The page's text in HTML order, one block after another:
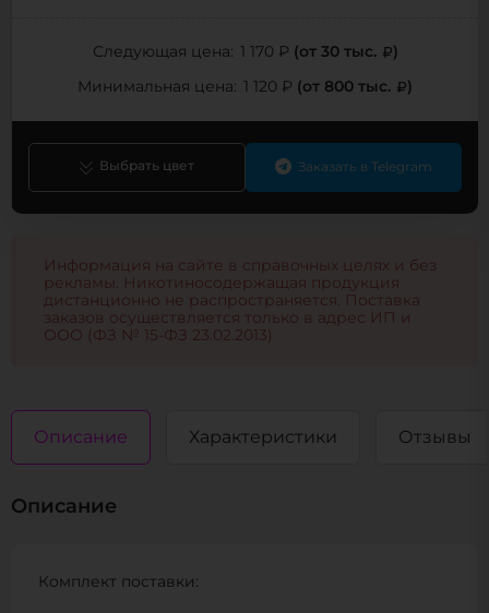
Следующая цена: 1 170 ₽ (от 30 тыс. )
Минимальная цена: 1 120 ₽ (от 800 тыс. )
Выбрать цвет Заказать в Telegram
Информация на сайте в справочных целях и без
рекламы. Никотиносодержащая продукция
дистанционно не распространяется. Поставка
заказов осуществляется только в адрес ИП и
ООО (ФЗ № 15-ФЗ 23.02.2013)
Описание Характеристики Отзывы
Описание
Комплект поставки: